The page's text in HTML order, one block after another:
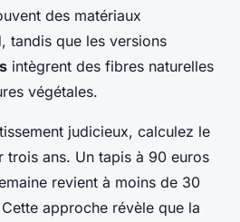
des matériaux
tandis que les versions
intègrent des fibres naturelles
végétales.
judicieux, calculez le
trois ans. Un tapis à 90 euros
revient à moins de 30
approche révèle que la